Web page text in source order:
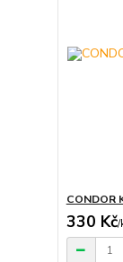
CONDOR
330 Kč/